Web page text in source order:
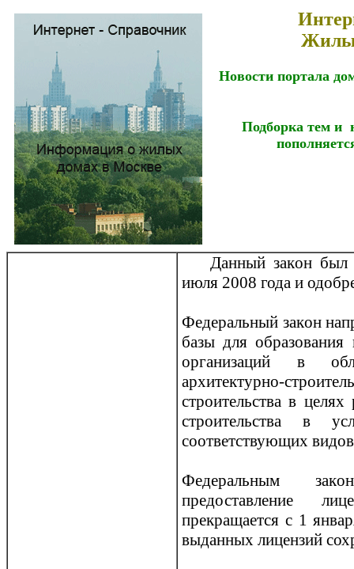
Новости портала
Подборка тем и
Данный закoн был
июля 2008 года и
Федеральный закoн
базы для образования
организаций в
архитектурно-
строительства в
строительства в
соответствующих
Федеральным
предоставление
прекращается с 1
выданных лицензий